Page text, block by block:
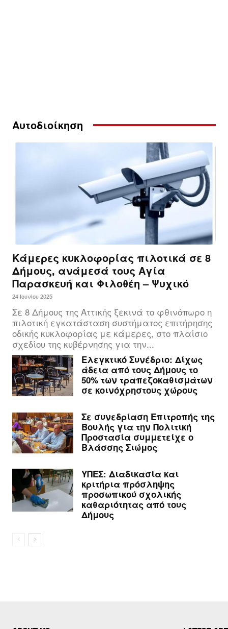
Αυτοδιοίκηση
Κάμερες κυκλοφορίας πιλοτικά σε 8
Δήμους, ανάμεσά τους Αγία
Παρασκευή και Φιλοθέη – Ψυχικό
24 Ιουνίου 2025
Σε 8 Δήμους της Αττικής ξεκινά το φθινόπωρο η
πιλοτική εγκατάσταση συστήματος επιτήρησης
οδικής κυκλοφορίας με κάμερες, στο πλαίσιο
σχεδίου της κυβέρνησης για την...
Ελεγκτικό Συνέδριο: Δίχως
άδεια από τους Δήμους το
50% των τραπεζοκαθισμάτων
σε κοινόχρηστους χώρους
Σε συνεδρίαση Επιτροπής της
Βουλής για την Πολιτική
Προστασία συμμετείχε ο
Βλάσσης Σιώμος
ΥΠΕΣ: Διαδικασία και
κριτήρια πρόσληψης
προσωπικού σχολικής
καθαριότητας από τους
Δήμους